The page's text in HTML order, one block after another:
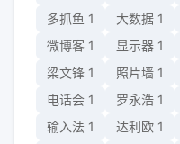
多抓鱼 1 大数据 1
微博客 1 显示器 1
梁文锋 1 照片墙 1
电话会 1 罗永浩 1
输入法 1 达利欧 1